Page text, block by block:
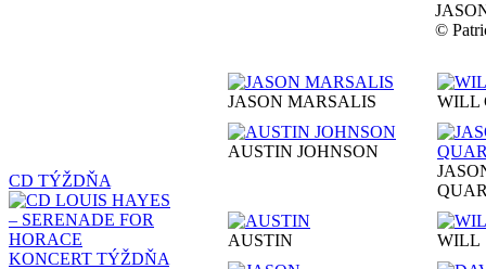
CD TÝŽDŇA
KONCERT TÝŽDŇA
©
JASON MARSALIS WILL
AUSTIN JOHNSON
AUSTIN WILL